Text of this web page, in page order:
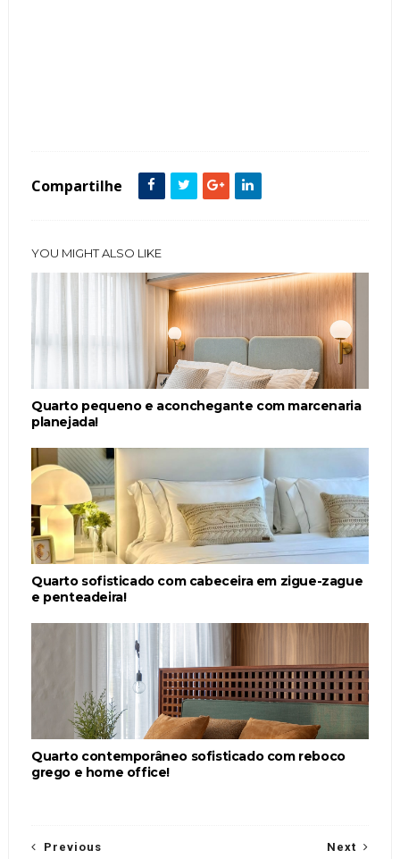
Compartilhe
YOU MIGHT ALSO LIKE
Quarto pequeno e aconchegante com marcenaria
planejada!
Quarto sofisticado com cabeceira em zigue-zague
e penteadeira!
Quarto contemporâneo sofisticado com reboco
grego e home office!
Next
Previous